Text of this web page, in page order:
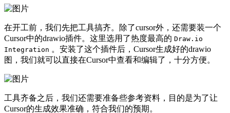
在开工前，我们先把工具搞齐。除了cursor外，还需要装一个
Cursor中的drawio插件。这里选用了热度最高的 Draw.io
Integration 。安装了这个插件后，Cursor生成好的drawio
图，我们就可以直接在Cursor中查看和编辑了，十分方便。
工具齐备之后，我们还需要准备些参考资料，目的是为了让
Cursor的生成效果准确，符合我们的预期。